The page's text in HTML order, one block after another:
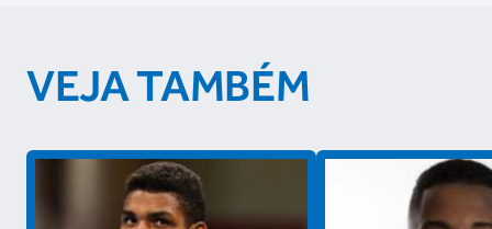
VEJA TAMBÉM